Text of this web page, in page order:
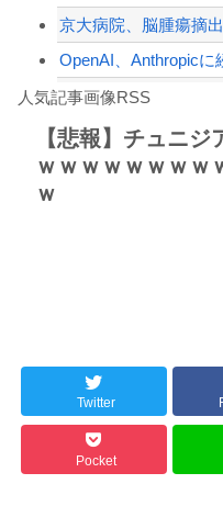
8/4のニュース
人気記事画像RSS
【悲報】チュニ
ｗｗｗｗｗｗｗｗ
ｗ
Twitter
Pocket